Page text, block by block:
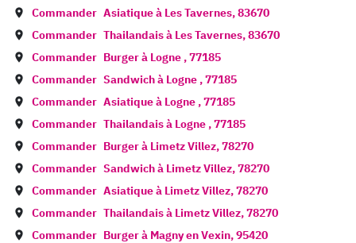
Commander Asiatique à Les Tavernes,83670
Commander Thailandais à Les Tavernes,83670
Commander Burger à Logne ,77185
Commander Sandwich à Logne ,77185
Commander Asiatique à Logne ,77185
Commander Thailandais à Logne ,77185
Commander Burger à Limetz Villez,78270
Commander Sandwich à Limetz Villez,78270
Commander Asiatique à Limetz Villez,78270
Commander Thailandais à Limetz Villez,78270
Commander Burger à Magny en Vexin,95420